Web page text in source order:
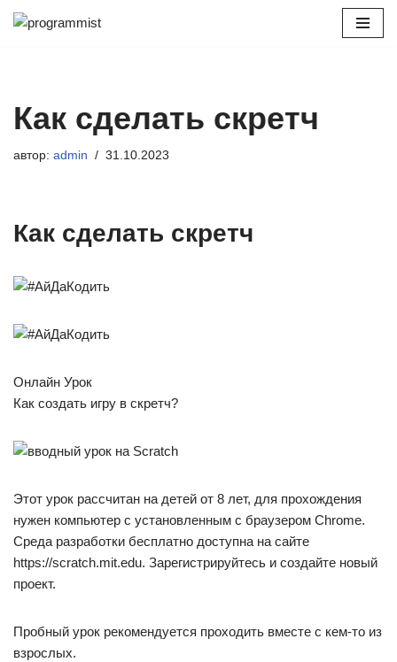
Как сделать скретч
автор: admin 31.10.2023
Как сделать скретч
Онлайн Урок
Как создать игру в скретч?
Этот урок рассчитан на детей от 8 лет, для прохождения
нужен компьютер с установленным с браузером Chrome.
Среда разработки бесплатно доступна на сайте
https://scratch.mit.edu. Зарегистрируйтесь и создайте новый
проект.
Пробный урок рекомендуется проходить вместе с кем-то из
взрослых.